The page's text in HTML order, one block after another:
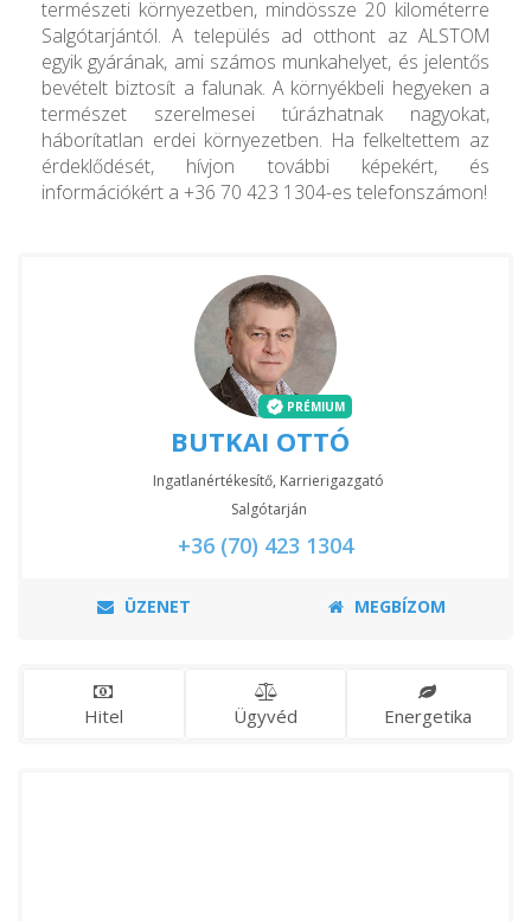
természeti környezetben, mindössze 20 kilométerre
Salgótarjántól. A település ad otthont az ALSTOM
egyik gyárának, ami számos munkahelyet, és jelentős
bevételt biztosít a falunak. A környékbeli hegyeken a
természet szerelmesei túrázhatnak nagyokat,
háborítatlan erdei környezetben. Ha felkeltettem az
érdeklődését, hívjon további képekért, és
információkért a +36 70 423 1304-es telefonszámon!
PRÉMIUM
BUTKAI OTTÓ
Ingatlanértékesítő, Karrierigazgató
Salgótarján
+36 (70) 423 1304
ÜZENET MEGBÍZOM
Hitel Ügyvéd Energetika